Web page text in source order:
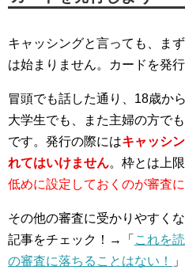
キャッシングと言っても、ま
は始まりません。カードを発行
冒頭でも話した通り、18歳か
大学生でも、また主婦の方で
です。発行の際にはキャッシ
れてはいけません。枠とは上
低めに設定しておくのが審査
その他の審査に受かりやすく
記事をチェック！→「 これを
の審査に落ちることはない！
」